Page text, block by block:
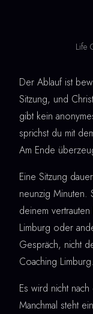
Life
Der Ablauf ist
Sitzung, und
gibt kein
sprichst du mit
Am Ende
Eine Sitzung
neunzig Minuten.
deinem
Limburg oder
Gespräch, nicht
Coaching Limburg.
Es wird nicht
Manchmal steht